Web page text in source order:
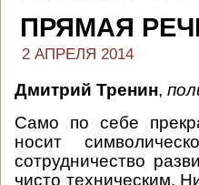
ПРЯМАЯ
2 АПРЕЛЯ 2014
Дмитрий Тренин,
Само по себе
носит
сотрудничество
чисто техническим.